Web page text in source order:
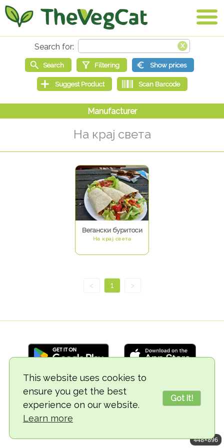
This website uses cookies to
ensure you get the best
experience on our website.
Learn more
Got it!
На крај света
Вегански буритоси
На крај света
< 1 >
© 2018-2026 TheVegCat